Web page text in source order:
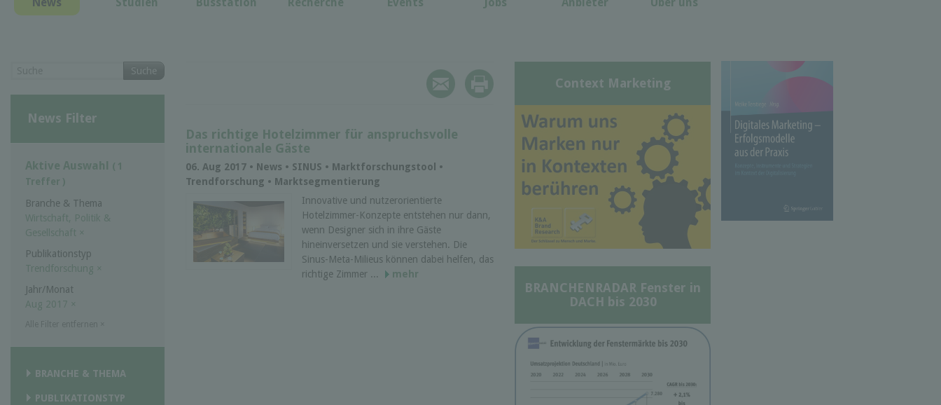
Das richtige Hotelzimmer für anspruchsvolle
internationale Gäste
06. Aug 2017 • News • SINUS • Marktforschungstool •
Trendforschung • Marktsegmentierung
Innovative und nutzerorientierte
Hotelzimmer-Konzepte entstehen nur dann,
wenn Designer sich in ihre Gäste
hineinversetzen und sie verstehen. Die
Sinus-Meta-Milieus können dabei helfen, das
richtige Zimmer ...
mehr
Suche
News Filter
Aktive Auswahl ( 1
Treffer )
Branche & Thema
Wirtschaft, Politik &
Gesellschaft ×
Publikationstyp
Trendforschung ×
Jahr/Monat
Aug 2017 ×
BRANCHE & THEMA
PUBLIKATIONSTYP
Context Marketing
BRANCHENRADAR Fenster in
DACH bis 2030